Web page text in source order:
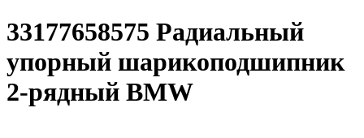
33177658575 Радиальный
упорный шарикоподшипник
2-рядный BMW